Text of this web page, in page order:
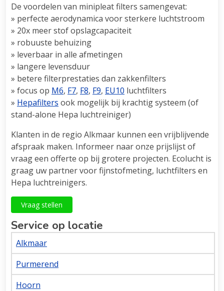
De voordelen van minipleat filters samengevat:
» perfecte aerodynamica voor sterkere luchtstroom
» 20x meer stof opslagcapaciteit
» robuuste behuizing
» leverbaar in alle afmetingen
» langere levensduur
» betere filterprestaties dan zakkenfilters
» focus op M6, F7, F8, F9, EU10 luchtfilters
» Hepafilters ook mogelijk bij krachtig systeem (of
stand-alone Hepa luchtreiniger)
Klanten in de regio Alkmaar kunnen een vrijblijvende
afspraak maken. Informeer naar onze prijslijst of
vraag een offerte op bij grotere projecten. Ecolucht is
graag uw partner voor fijnstofmeting, luchtfilters en
Hepa luchtreinigers.
Vraag stellen
Service op locatie
Alkmaar
Purmerend
Hoorn